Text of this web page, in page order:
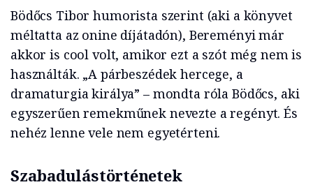
Bödőcs Tibor humorista szerint (aki a könyvet
méltatta az onine díjátadón), Bereményi már
akkor is cool volt, amikor ezt a szót még nem is
használták. „A párbeszédek hercege, a
dramaturgia királya” – mondta róla Bödőcs, aki
egyszerűen remekműnek nevezte a regényt. És
nehéz lenne vele nem egyetérteni.
Szabadulástörténetek